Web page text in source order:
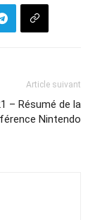
Article suivant
– Résumé de la
Nintendo